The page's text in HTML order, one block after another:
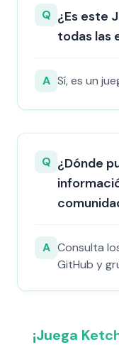
Q ¿Es este
todas las
A Sí, es un
Q ¿Dónde
A Consulta
GitHub y
¡Juega